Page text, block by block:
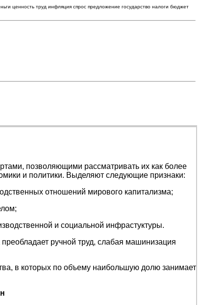
ценность труд инфляция спрос предложение государство налоги бюджет
позволяющими рассматривать их как более
и политики. Выделяют следующие признаки:
отношений мирового капитализма;
и социальной инфрастуктуры.
ручной труд, слабая машинизация
в которых по объему наибольшую долю занимает